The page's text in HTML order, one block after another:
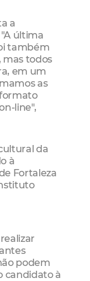
a
última
também
mas todos
em um
as
line",
da
à
Fortaleza
podem
candidato à